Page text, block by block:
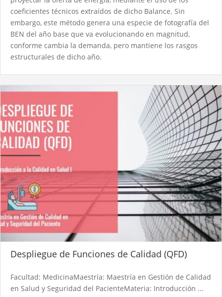
coeficientes técnicos extraídos de dicho Balance. Sin
embargo, este método genera una especie de fotografía del
BEN del año base que va evolucionando en magnitud,
conforme cambia la demanda, pero mantiene los rasgos
estructurales de dicho año.
Despliegue de Funciones de Calidad (QFD)
Facultad: MedicinaMaestría: Maestría en Gestión de Calidad
en Salud y Seguridad del PacienteMateria: Introducción ...